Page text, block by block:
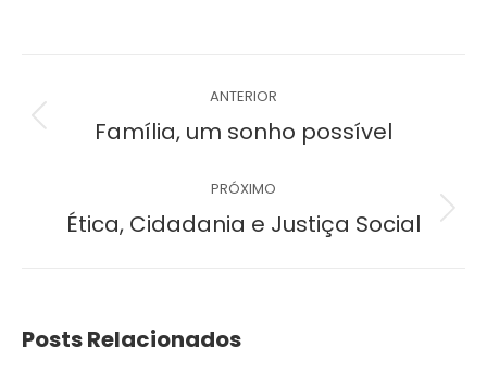
de
ANTERIOR
Post
Família, um sonho possível
PRÓXIMO
Próximo
Ética, Cidadania e Justiça Social
Posts Relacionados